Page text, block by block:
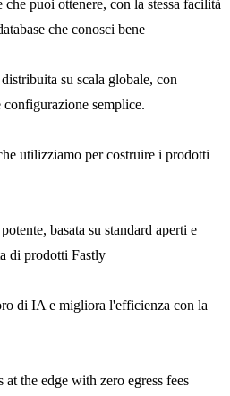
puoi ottenere, con la stessa facilità
che conosci bene
su scala globale, con
semplice.
utilizziamo per costruire i prodotti
basata su standard aperti e
di prodotti Fastly
di IA e migliora l'efficienza con la
the edge with zero egress fees